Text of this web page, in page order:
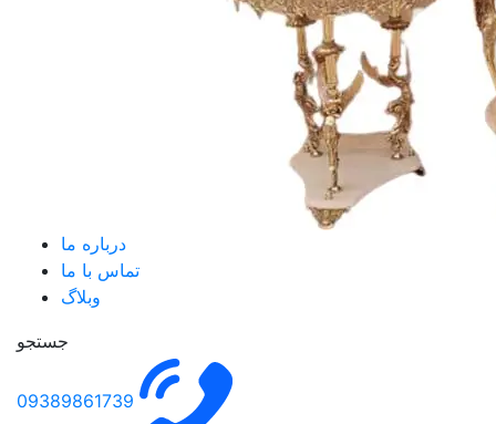
درباره ما
تماس با ما
وبلاگ
جستجو
09389861739